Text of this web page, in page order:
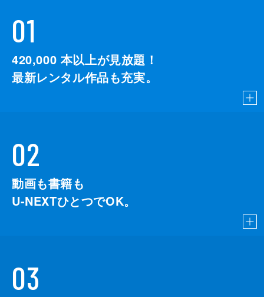
01
420,000 本以上が見放題！
最新レンタル作品も充実。
02
動画も書籍も
U-NEXTひとつでOK。
03